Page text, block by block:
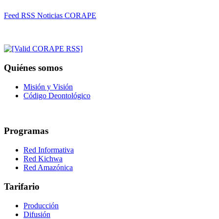
Feed RSS Noticias CORAPE
Quiénes somos
Misión y Visión
Código Deontológico
Programas
Red Informativa
Red Kichwa
Red Amazónica
Tarifario
Producción
Difusión